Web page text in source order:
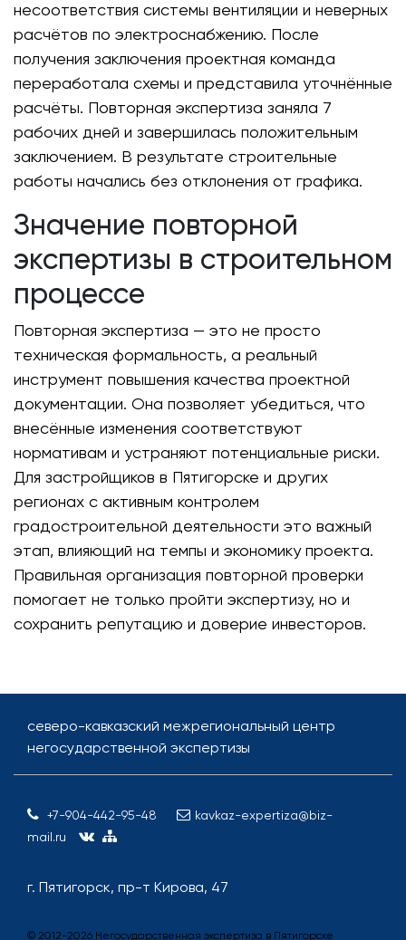
несоответствия системы вентиляции и неверных
расчётов по электроснабжению. После
получения заключения проектная команда
переработала схемы и представила уточнённые
расчёты. Повторная экспертиза заняла 7
рабочих дней и завершилась положительным
заключением. В результате строительные
работы начались без отклонения от графика.
Значение повторной
экспертизы в строительном
процессе
Повторная экспертиза — это не просто
техническая формальность, а реальный
инструмент повышения качества проектной
документации. Она позволяет убедиться, что
внесённые изменения соответствуют
нормативам и устраняют потенциальные риски.
Для застройщиков в Пятигорске и других
регионах с активным контролем
градостроительной деятельности это важный
этап, влияющий на темпы и экономику проекта.
Правильная организация повторной проверки
помогает не только пройти экспертизу, но и
сохранить репутацию и доверие инвесторов.
северо-кавказский межрегиональный центр
негосударственной экспертизы
+7-904-442-95-48
kavkaz-expertiza@biz-
mail.ru
г. Пятигорск, пр-т Кирова, 47
© 2012-2026 Негосударственная экспертиза в Пятигорске